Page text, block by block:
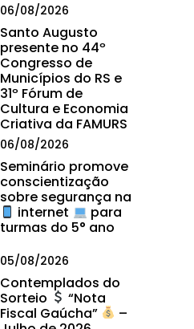
06/08/2026
Santo Augusto
presente no 44º
Congresso de
Municípios do RS e
31º Fórum de
Cultura e Economia
Criativa da FAMURS
06/08/2026
Seminário promove
conscientização
sobre segurança na
internet
para
turmas do 5° ano
05/08/2026
Contemplados do
Sorteio
“Nota
Fiscal Gaúcha”
–